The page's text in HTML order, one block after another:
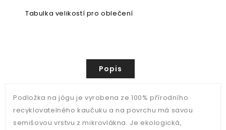
Tabulka velikostí pro oblečení
Popis
Podložka na jógu je vyrobena ze 100% přírodního
recyklovatelného kaučuku a na povrchu má savou
semišovou vrstvu z mikrovlákna. Je ekologická,